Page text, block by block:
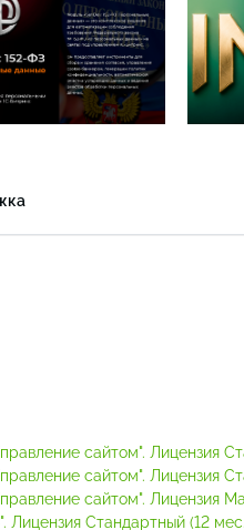
сайтом". Лицензия
сайтом". Лицензия
сайтом". Лицензия
Стандартный (12